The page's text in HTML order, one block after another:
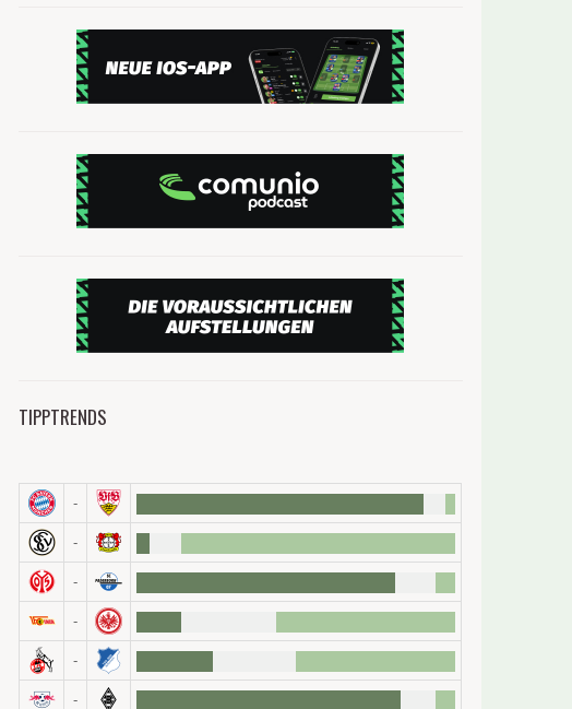
FC Augsburg – RB Leipzig
Borussia Dortmund – Bayer Leverkusen
FSV Mainz 05 – VfL Wolfsburg
Köln – Bayern München
Borussia Mönchengladbach – FC Schalke 04
Eintracht Frankfurt – SC Freiburg
Hamburger SV – Hertha BSC
Du möchtest auch Comunio-Manager werden? Hier entlang!
TIPPTRENDS
-
-
-
-
-
-